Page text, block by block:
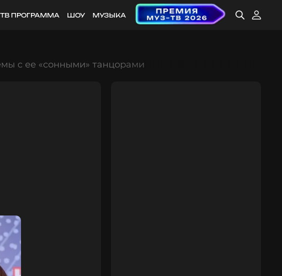
ТВ ПРОГРАММА ШОУ МУЗЫКА
с ее «сонными» танцорами